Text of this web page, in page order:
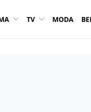
TV MODA